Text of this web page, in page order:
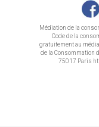
Médiation de la
Code de la
gratuitement au
de la Consommation
75017 Paris